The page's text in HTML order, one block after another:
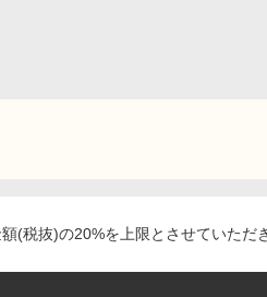
(税抜)の20%を上限とさせていただ